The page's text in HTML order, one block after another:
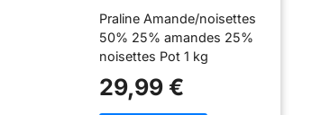
Praline Amande/noisettes
50% 25% amandes 25%
noisettes Pot 1 kg
29,99 €